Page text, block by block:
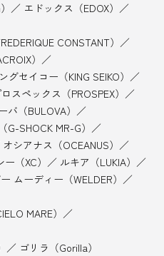
エドックス（EDOX）
CONSTANT）
）
グセイコー（KING SEIKO）
スペックス（PROSPEX）
バ（BULOVA）
SHOCK MR-G）
オシアナス（OCEANUS）
（XC）
ルキア（LUKIA）
ムーディー（WELDER）
MARE）
ゴリラ（Gorilla）